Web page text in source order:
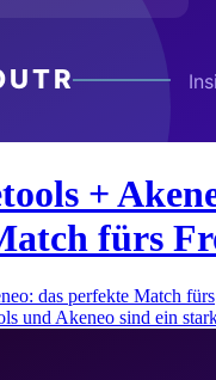
+
fürs
das perfekte Match fürs
und Akeneo sind ein